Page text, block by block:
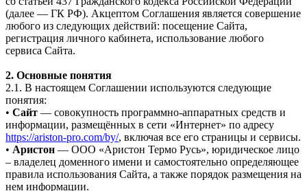
(далее — ГК РФ). Акцептом Соглашения является совершение
любого из следующих действий: посещение Сайта,
регистрация личного кабинета, использование любого
сервиса Сайта.
2. Основные понятия
2.1. В настоящем Соглашении используются следующие
понятия:
• Сайт — совокупность программно-аппаратных средств и
информации, размещённых в сети «Интернет» по адресу
https://ariston-pro.com/by/, включая все его страницы и сервисы.
• Аристон — ООО «Аристон Термо Русь», юридическое лицо
– владелец доменного имени и самостоятельно определяющее
правила использования Сайта, а также порядок размещения на
нем информации.